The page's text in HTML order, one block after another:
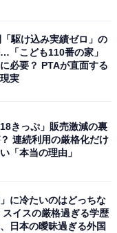
駆け込み実績ゼロ」の
「こども110番の家」
必要？ PTAが直面する
実
18きっぷ」販売激減の裏
連続利用の厳格化だけ
「本当の理由」
」に冷たいのはどっちな
スイスの厳格過ぎる学歴
日本の曖昧過ぎる外国